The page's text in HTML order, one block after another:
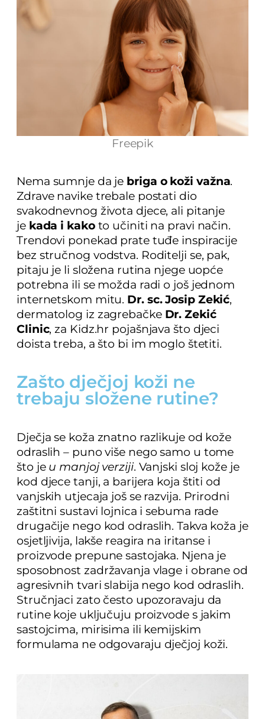
Freepik
Nema sumnje da je briga o koži važna.
Zdrave navike trebale postati dio
svakodnevnog života djece, ali pitanje
je kada i kakoto učiniti na pravi način.
Trendovi ponekad prate tuđe inspiracije
bez stručnog vodstva. Roditelji se, pak,
pitaju je li složena rutina njege uopće
potrebna ili se možda radi o još jednom
internetskom mitu. Dr. sc. Josip Zekić,
dermatolog iz zagrebačke Dr. Zekić
Clinic, za Kidz.hr pojašnjava što djeci
doista treba, a što bi im moglo štetiti.
Zašto dječjoj koži ne
trebaju složene rutine?
Dječja se koža znatno razlikuje od kože
odraslih – puno više nego samo u tome
što je u manjoj verziji. Vanjski sloj kože je
kod djece tanji, a barijera koja štiti od
vanjskih utjecaja još se razvija. Prirodni
zaštitni sustavi lojnica i sebuma rade
drugačije nego kod odraslih. Takva koža je
osjetljivija, lakše reagira na iritanse i
proizvode prepune sastojaka. Njena je
sposobnost zadržavanja vlage i obrane od
agresivnih tvari slabija nego kod odraslih.
Stručnjaci zato često upozoravaju da
rutine koje uključuju proizvode s jakim
sastojcima, mirisima ili kemijskim
formulama ne odgovaraju dječjoj koži.